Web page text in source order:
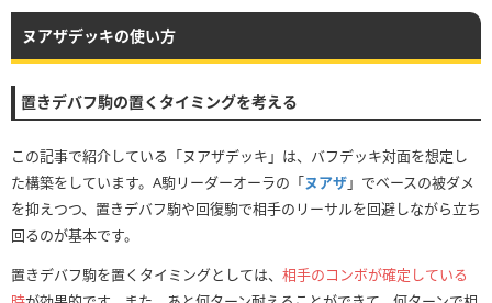
ヌアザデッキの使い方
置きデバフ駒の置くタイミングを考える
この記事で紹介している「ヌアザデッキ」は、バフデッキ対面を想定し
た構築をしています。A駒リーダーオーラの「ヌアザ」でベースの被ダメ
を抑えつつ、置きデバフ駒や回復駒で相手のリーサルを回避しながら立ち
回るのが基本です。
置きデバフ駒を置くタイミングとしては、 相手のコンボが確定している